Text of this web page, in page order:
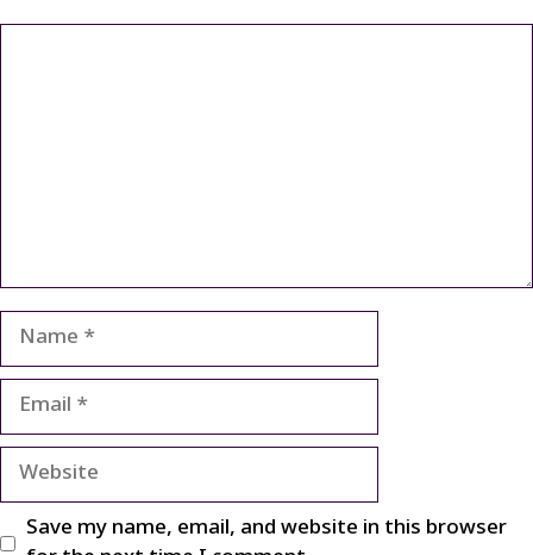
Name
Email
Website
Save my name, email, and website in this browser